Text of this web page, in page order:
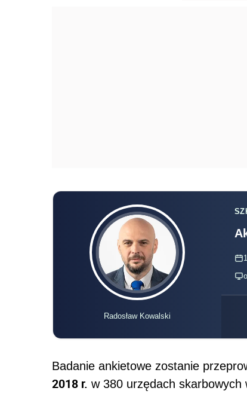
Radosław Kowalski
Badanie ankietowe zostanie
2018 r. w 380 urzędach skarbowych